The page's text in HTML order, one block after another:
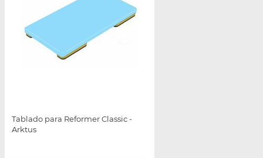
Tablado para Reformer Classic -
Arktus